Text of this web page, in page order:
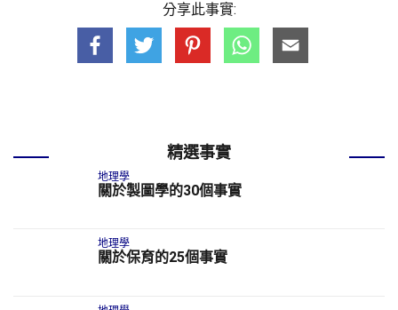
分享此事實:
精選事實
地理學
關於製圖學的30個事實
地理學
關於保育的25個事實